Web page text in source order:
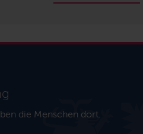
die Menschen dort.